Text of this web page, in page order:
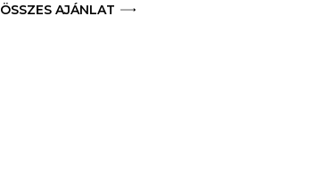
ÖSSZES AJÁNLAT